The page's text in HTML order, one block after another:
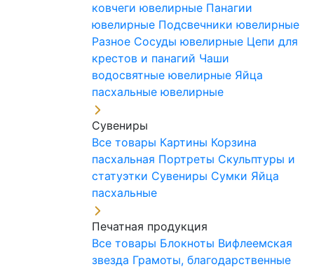
ковчеги ювелирные Панагии
ювелирные Подсвечники ювелирные
Разное Сосуды ювелирные Цепи для
крестов и панагий Чаши
водосвятные ювелирные Яйца
пасхальные ювелирные
Сувениры
Все товары Картины Корзина
пасхальная Портреты Скульптуры и
статуэтки Сувениры Сумки Яйца
пасхальные
Печатная продукция
Все товары Блокноты Вифлеемская
звезда Грамоты, благодарственные